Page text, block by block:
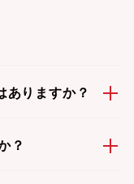
ありますか？
？